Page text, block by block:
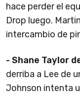
hace perder el
Drop luego.
intercambio de
- Shane Taylor
derriba a Lee de
Johnson intenta